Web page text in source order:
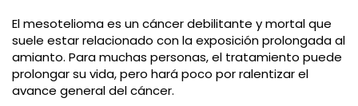
El mesotelioma es un cáncer debilitante y mortal que
suele estar relacionado con la exposición prolongada al
amianto. Para muchas personas, el tratamiento puede
prolongar su vida, pero hará poco por ralentizar el
avance general del cáncer.